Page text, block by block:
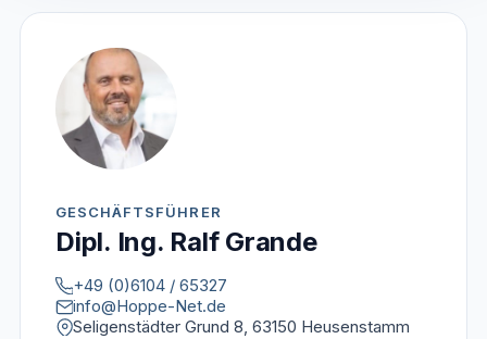
GESCHÄFTSFÜHRER
Dipl. Ing. Ralf Grande
+49 (0)6104 / 65327
info@Hoppe-Net.de
Seligenstädter Grund 8, 63150 Heusenstamm